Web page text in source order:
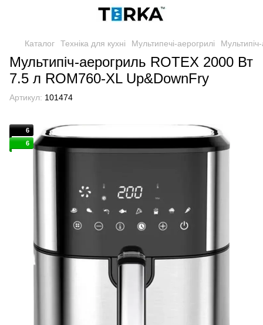
Каталог Техніка для кухні Мультипечі-аерогрилі
Мультипіч-аерогриль ROTEX 2000 Вт
7.5 л ROM760-XL Up&DownFry
Артикул: 101474
6
6